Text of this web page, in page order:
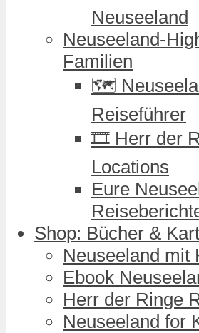
Neuseeland
Neuseeland-
Familien
🗺️
Reiseführer
🎞️ Herr der
Locations
Eure
Shop: Bücher &
Neuseeland mit
Ebook
Herr der Ringe
Neuseeland for